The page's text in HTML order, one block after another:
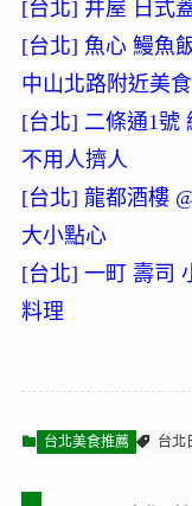
[台北] 井屋 日式
[台北] 魚心 鰻魚
中山北路附近美食
[台北] 二條通1號
不用人擠人
[台北] 龍都酒樓
大小點心
[台北] 一町 壽司
料理
台北美食推薦 台北